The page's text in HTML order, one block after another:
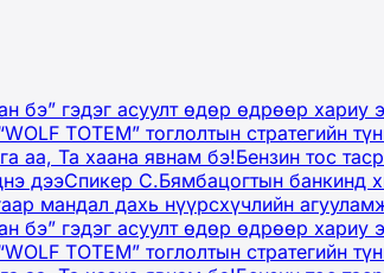
бэ” гэдэг асуулт өдөр өдрөөр хариу
TOTEM” тоглолтын стратегийн
аа, Та хаана явнам бэ!Бензин тос
дээСпикер С.Бямбацогтын банкинд
мандал дахь нүүрсхүчлийн
бэ” гэдэг асуулт өдөр өдрөөр хариу
TOTEM” тоглолтын стратегийн